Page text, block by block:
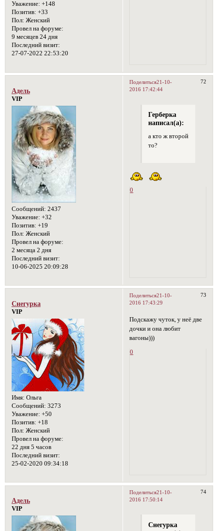
Уважение: +148
Позитив: +33
Пол: Женский
Провел на форуме:
9 месяцев 24 дня
Последний визит:
27-07-2022 22:53:20
Поделиться 72
21-10-
2016 17:42:44
Адель
VIP
Сообщений: 2437
Уважение: +32
Позитив: +19
Пол: Женский
Провел на форуме:
2 месяца 2 дня
Последний визит:
10-06-2025 20:09:28
Герберка
написал(а):
а кто ж второй
то?
0
Поделиться 73
21-10-
2016 17:43:29
Снегурка
VIP
Имя: Ольга
Сообщений: 3273
Уважение: +50
Позитив: +18
Пол: Женский
Провел на форуме:
22 дня 5 часов
Последний визит:
25-02-2020 09:34:18
Подскажу чуток, у неё две
дочки и она любит
вагоны)))
0
Поделиться 74
21-10-
2016 17:50:14
Адель
VIP
Снегурка